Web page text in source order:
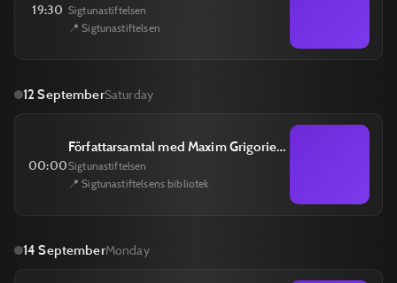
19:30 Sigtunastiftelsen
📍 Sigtunastiftelsen
12 SeptemberSaturday
00:00
Författarsamtal med Maxim Grigoriev och John Swedenmark 12 september
Sigtunastiftelsen
📍 Sigtunastiftelsens bibliotek
14 SeptemberMonday